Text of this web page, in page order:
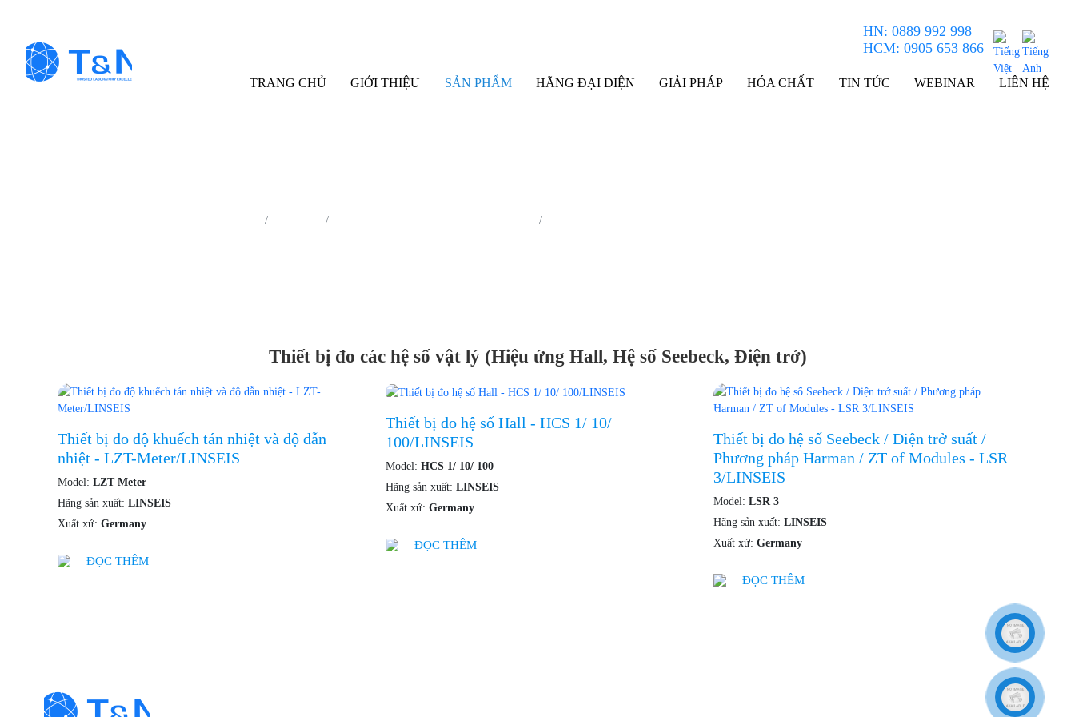
HN: 0889 992 998
HCM: 0905 653 866
TRANG CHỦ GIỚI THIỆU SẢN PHẨM HÃNG ĐẠI DIỆN GIẢI PHÁP HÓA CHẤT TIN TỨC WEBINAR LIÊN HỆ
Thiết bị đo các hệ số vật lý (Hiệu ứng Hall, Hệ số Seebeck, Điện trở)
Thiết bị đo độ khuếch tán nhiệt và độ dẫn
nhiệt - LZT-Meter/LINSEIS
Model: LZT Meter
Hãng sản xuất: LINSEIS
Xuất xứ: Germany
ĐỌC THÊM
Thiết bị đo hệ số Hall - HCS 1/ 10/
100/LINSEIS
Model: HCS 1/ 10/ 100
Hãng sản xuất: LINSEIS
Xuất xứ: Germany
ĐỌC THÊM
Thiết bị đo hệ số Seebeck / Điện trở suất /
Phương pháp Harman / ZT of Modules - LSR
3/LINSEIS
Model: LSR 3
Hãng sản xuất: LINSEIS
Xuất xứ: Germany
ĐỌC THÊM